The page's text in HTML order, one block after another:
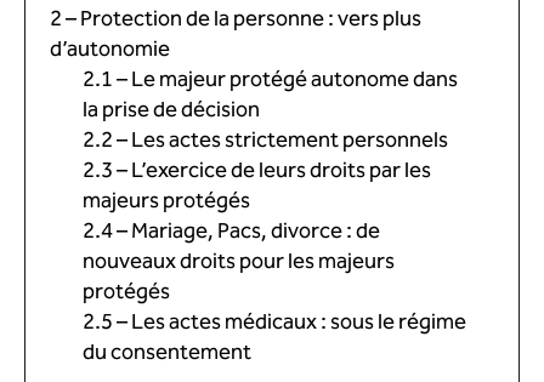
2 – Protection de la personne : vers plus
d’autonomie
2.1 – Le majeur protégé autonome dans
la prise de décision
2.2 – Les actes strictement personnels
2.3 – L’exercice de leurs droits par les
majeurs protégés
2.4 – Mariage, Pacs, divorce : de
nouveaux droits pour les majeurs
protégés
2.5 – Les actes médicaux : sous le régime
du consentement